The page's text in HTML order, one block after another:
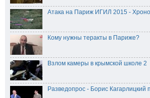
Атака на Париж ИГИЛ 2015 -
Кому нужны теракты в Париже?
Взлом камеры в крымской школе 2
Разведопрос - Борис Кагарлицкий